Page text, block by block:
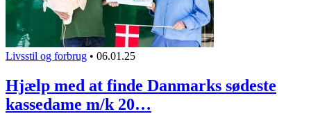
Livsstil og forbrug • 06.01.25
Hjælp med at finde Danmarks sødeste
kassedame m/k 20…